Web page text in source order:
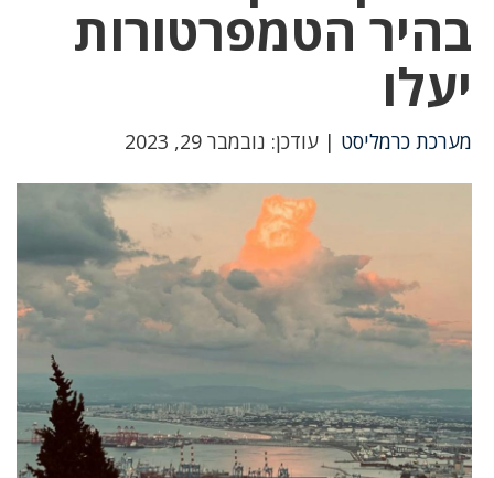
בהיר הטמפרטורות
יעלו
מערכת כרמליסט | עודכן: נובמבר 29, 2023